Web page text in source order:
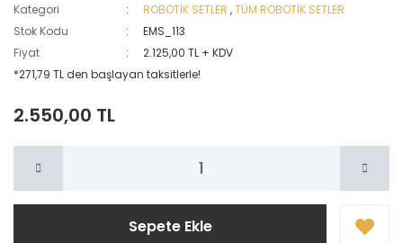
Kategori ROBOTİK SETLER ,TÜM ROBOTİK SETLER
Stok Kodu
EMS_113
Fiyat
2.125,00 TL + KDV
*271,79 TL den başlayan taksitlerle!
2.550,00 TL
Sepete Ekle